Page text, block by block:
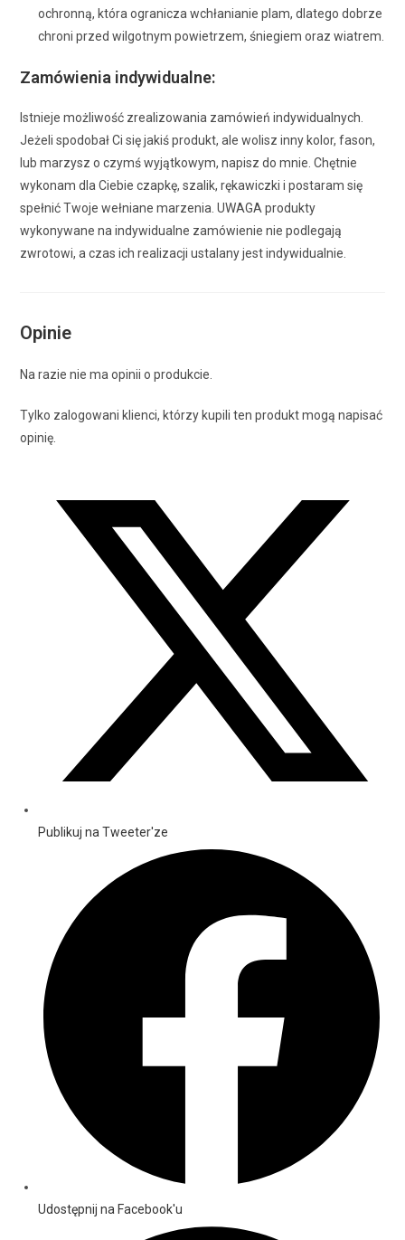
ochronną, która ogranicza wchłanianie plam, dlatego dobrze
chroni przed wilgotnym powietrzem, śniegiem oraz wiatrem.
Zamówienia indywidualne:
Istnieje możliwość zrealizowania zamówień indywidualnych.
Jeżeli spodobał Ci się jakiś produkt, ale wolisz inny kolor, fason,
lub marzysz o czymś wyjątkowym, napisz do mnie. Chętnie
wykonam dla Ciebie czapkę, szalik, rękawiczki i postaram się
spełnić Twoje wełniane marzenia. UWAGA produkty
wykonywane na indywidualne zamówienie nie podlegają
zwrotowi, a czas ich realizacji ustalany jest indywidualnie.
Opinie
Na razie nie ma opinii o produkcie.
Tylko zalogowani klienci, którzy kupili ten produkt mogą napisać
opinię.
Publikuj na Tweeter'ze
Udostępnij na Facebook'u